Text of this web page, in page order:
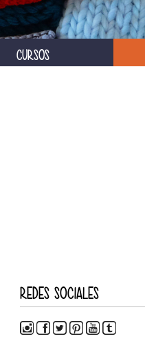
CURSOS
REDES SOCIALES